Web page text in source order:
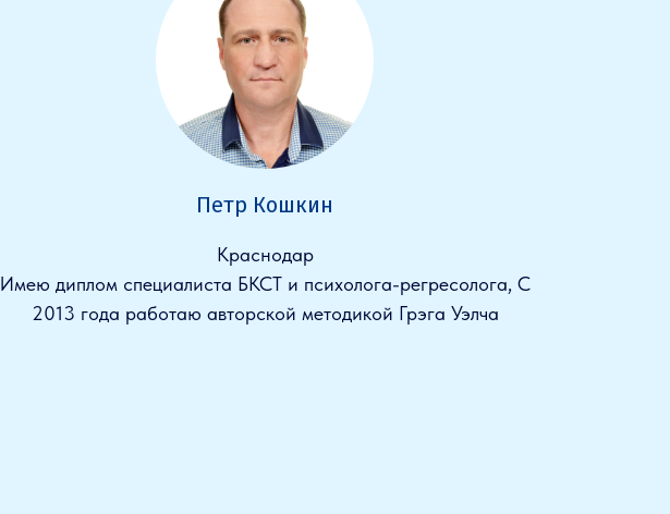
Петр Кошкин
Краснодар
Имею диплом специалиста БКСТ и психолога-регресолога, С
2013 года работаю авторской методикой Грэга Уэлча